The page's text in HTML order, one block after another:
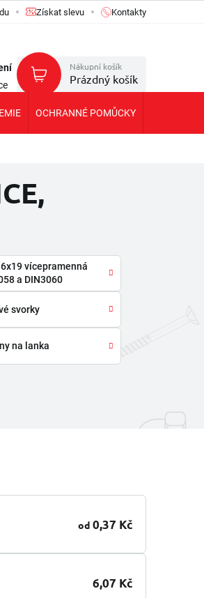
Získat slevu Kontakty
Nákupní košík
Prázdný košík
OCHRANNÉ POMŮCKY
vícepramenná
a DIN3060
svorky
na lanka
od 0,37 Kč
6,07 Kč